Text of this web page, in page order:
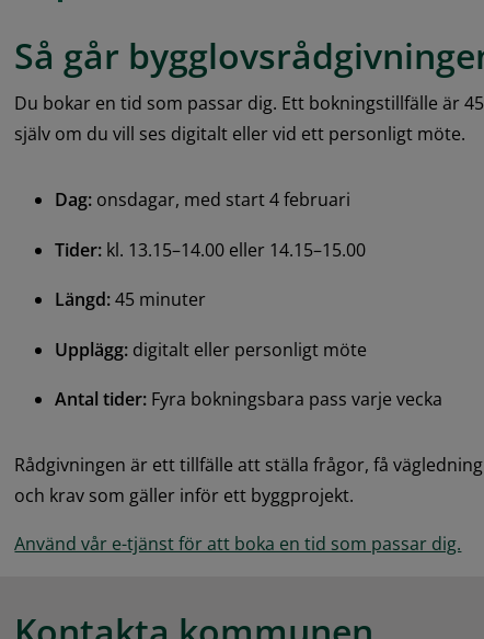
Så går
Du bokar en tid som passar dig. Ett bokningstillfälle är
själv om du vill ses digitalt eller vid ett personligt möte.
Dag: onsdagar, med start 4 februari
Tider: kl. 13.15–14.00 eller 14.15–15.00
Längd: 45 minuter
Upplägg: digitalt eller personligt möte
Antal tider: Fyra bokningsbara pass varje vecka
Rådgivningen är ett tillfälle att ställa frågor, få
och krav som gäller inför ett byggprojekt.
Använd vår e-tjänst för att boka en tid som passar dig.